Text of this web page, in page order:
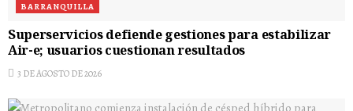
BARRANQUILLA
Superservicios defiende gestiones para estabilizar
Air-e; usuarios cuestionan resultados
3 DE AGOSTO DE 2026